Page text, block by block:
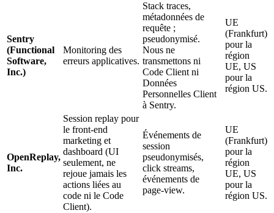
Sentry
(Functional
Software,
Inc.)
Monitoring des
erreurs applicatives.
Stack traces,
métadonnées de
requête ;
pseudonymisé.
Nous ne
transmettons ni
Code Client ni
Données
Personnelles Client
à Sentry.
UE
(Frankfurt)
pour la
région
UE, US
pour la
région US.
OpenReplay,
Inc.
Session replay pour
le front-end
marketing et
dashboard (UI
seulement, ne
rejoue jamais les
actions liées au
code ni le Code
Client).
Événements de
session
pseudonymisés,
click streams,
événements de
page-view.
UE
(Frankfurt)
pour la
région
UE, US
pour la
région US.